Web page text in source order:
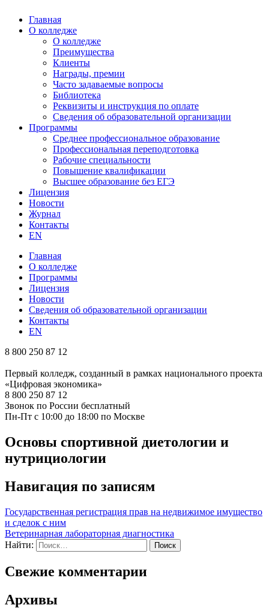
Главная
О колледже
О колледже
Преимущества
Клиенты
Награды, премии
Часто задаваемые вопросы
Библиотека
Реквизиты и инструкция по оплате
Сведения об образовательной организации
Программы
Среднее профессиональное образование
Профессиональная переподготовка
Рабочие специальности
Повышение квалификации
Высшее образование без ЕГЭ
Лицензия
Новости
Журнал
Контакты
EN
Главная
О колледже
Программы
Лицензия
Новости
Сведения об образовательной организации
Контакты
EN
8 800 250 87 12
Первый колледж, созданный в рамках национального проекта
«Цифровая экономика»
8 800 250 87 12
Звонок по России бесплатный
Пн-Пт с 10:00 до 18:00 по Москве
Основы спортивной диетологии и
нутрициологии
Навигация по записям
Государственная регистрация прав на недвижимое имущество
и сделок с ним
Ветеринарная лабораторная диагностика
Найти:
Свежие комментарии
Архивы